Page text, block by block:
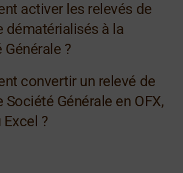
activer les relevés de
dématérialisés à la
Générale ?
convertir un relevé de
Générale en OFX,
Excel ?